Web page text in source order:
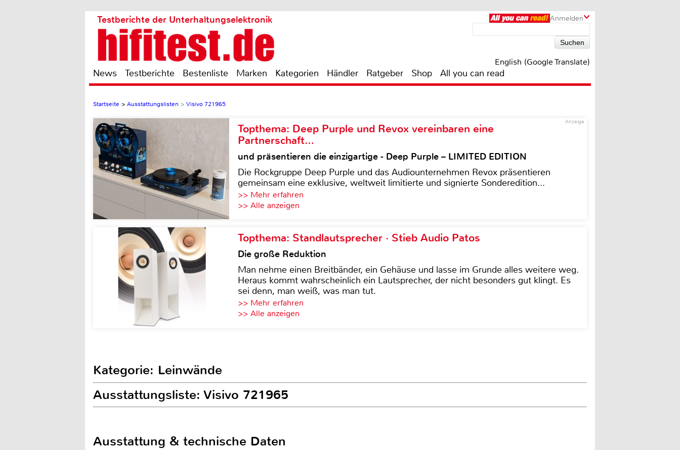
Anmelden
Testberichte der Unterhaltungselektronik
English (Google Translate)
News Testberichte Bestenliste Marken Kategorien Händler Ratgeber Shop All you can read
Startseite > Ausstattungslisten > Visivo 721965
Anzeige
Topthema: Deep Purple und Revox vereinbaren eine
Partnerschaft…
und präsentieren die einzigartige - Deep Purple – LIMITED EDITION
Die Rockgruppe Deep Purple und das Audiounternehmen Revox präsentieren
gemeinsam eine exklusive, weltweit limitierte und signierte Sonderedition...
>> Mehr erfahren
>> Alle anzeigen
Topthema: Standlautsprecher · Stieb Audio Patos
Die große Reduktion
Man nehme einen Breitbänder, ein Gehäuse und lasse im Grunde alles weitere weg.
Heraus kommt wahrscheinlich ein Lautsprecher, der nicht besonders gut klingt. Es
sei denn, man weiß, was man tut.
>> Mehr erfahren
>> Alle anzeigen
Kategorie: Leinwände
Ausstattungsliste: Visivo 721965
Ausstattung & technische Daten